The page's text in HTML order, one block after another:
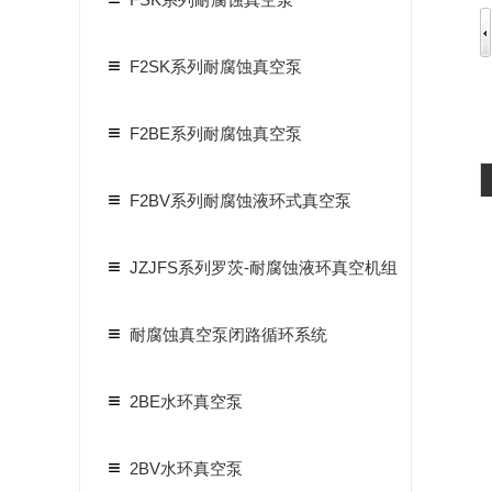
F2SK系列耐腐蚀真空泵
F2BE系列耐腐蚀真空泵
F2BV系列耐腐蚀液环式真空泵
JZJFS系列罗茨-耐腐蚀液环真空机组
耐腐蚀真空泵闭路循环系统
2BE水环真空泵
2BV水环真空泵